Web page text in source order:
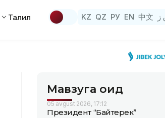
Таҳлил KZ QZ РУ EN 中文 ز
Мавзуга оид
05 avgust 2026, 17:12
Президент “Байтерек”